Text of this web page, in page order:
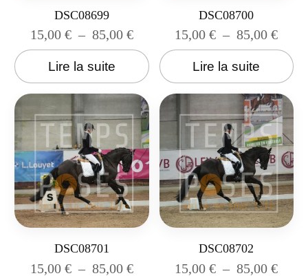
DSC08699
15,00 € – 85,00 €
Lire la suite
DSC08700
15,00€ – 85,00€
Lire la suite
DSC08701
15,00 € – 85,00 €
DSC08702
15,00€ – 85,00€